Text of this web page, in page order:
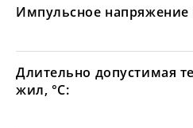
Импульсное
Длительно допустимая
жил, °С: